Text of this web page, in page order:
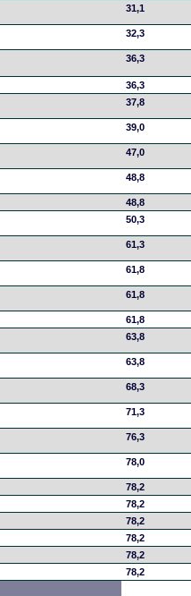
31,1
32,3
36,3
36,3
37,8
39,0
47,0
48,8
48,8
50,3
61,3
61,8
61,8
61,8
63,8
63,8
68,3
71,3
76,3
78,0
78,2
78,2
78,2
78,2
78,2
78,2